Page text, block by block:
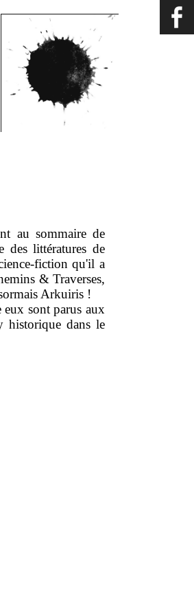
au sommaire de
des littératures de
fiction qu'il a
& Traverses,
Arkuiris !
sont parus aux
historique dans le